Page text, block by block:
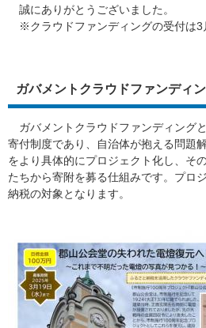
誠にありがとうございました。
※クラウドファンディングの受付は3
ガバメントクラウドファンディ
ガバメントクラウドファンディング
寄付制度であり、自治体が抱える問題
をより具体的にプロジェクト化し、そ
たちから寄附を募る仕組みです。プロ
納税の対象となります。